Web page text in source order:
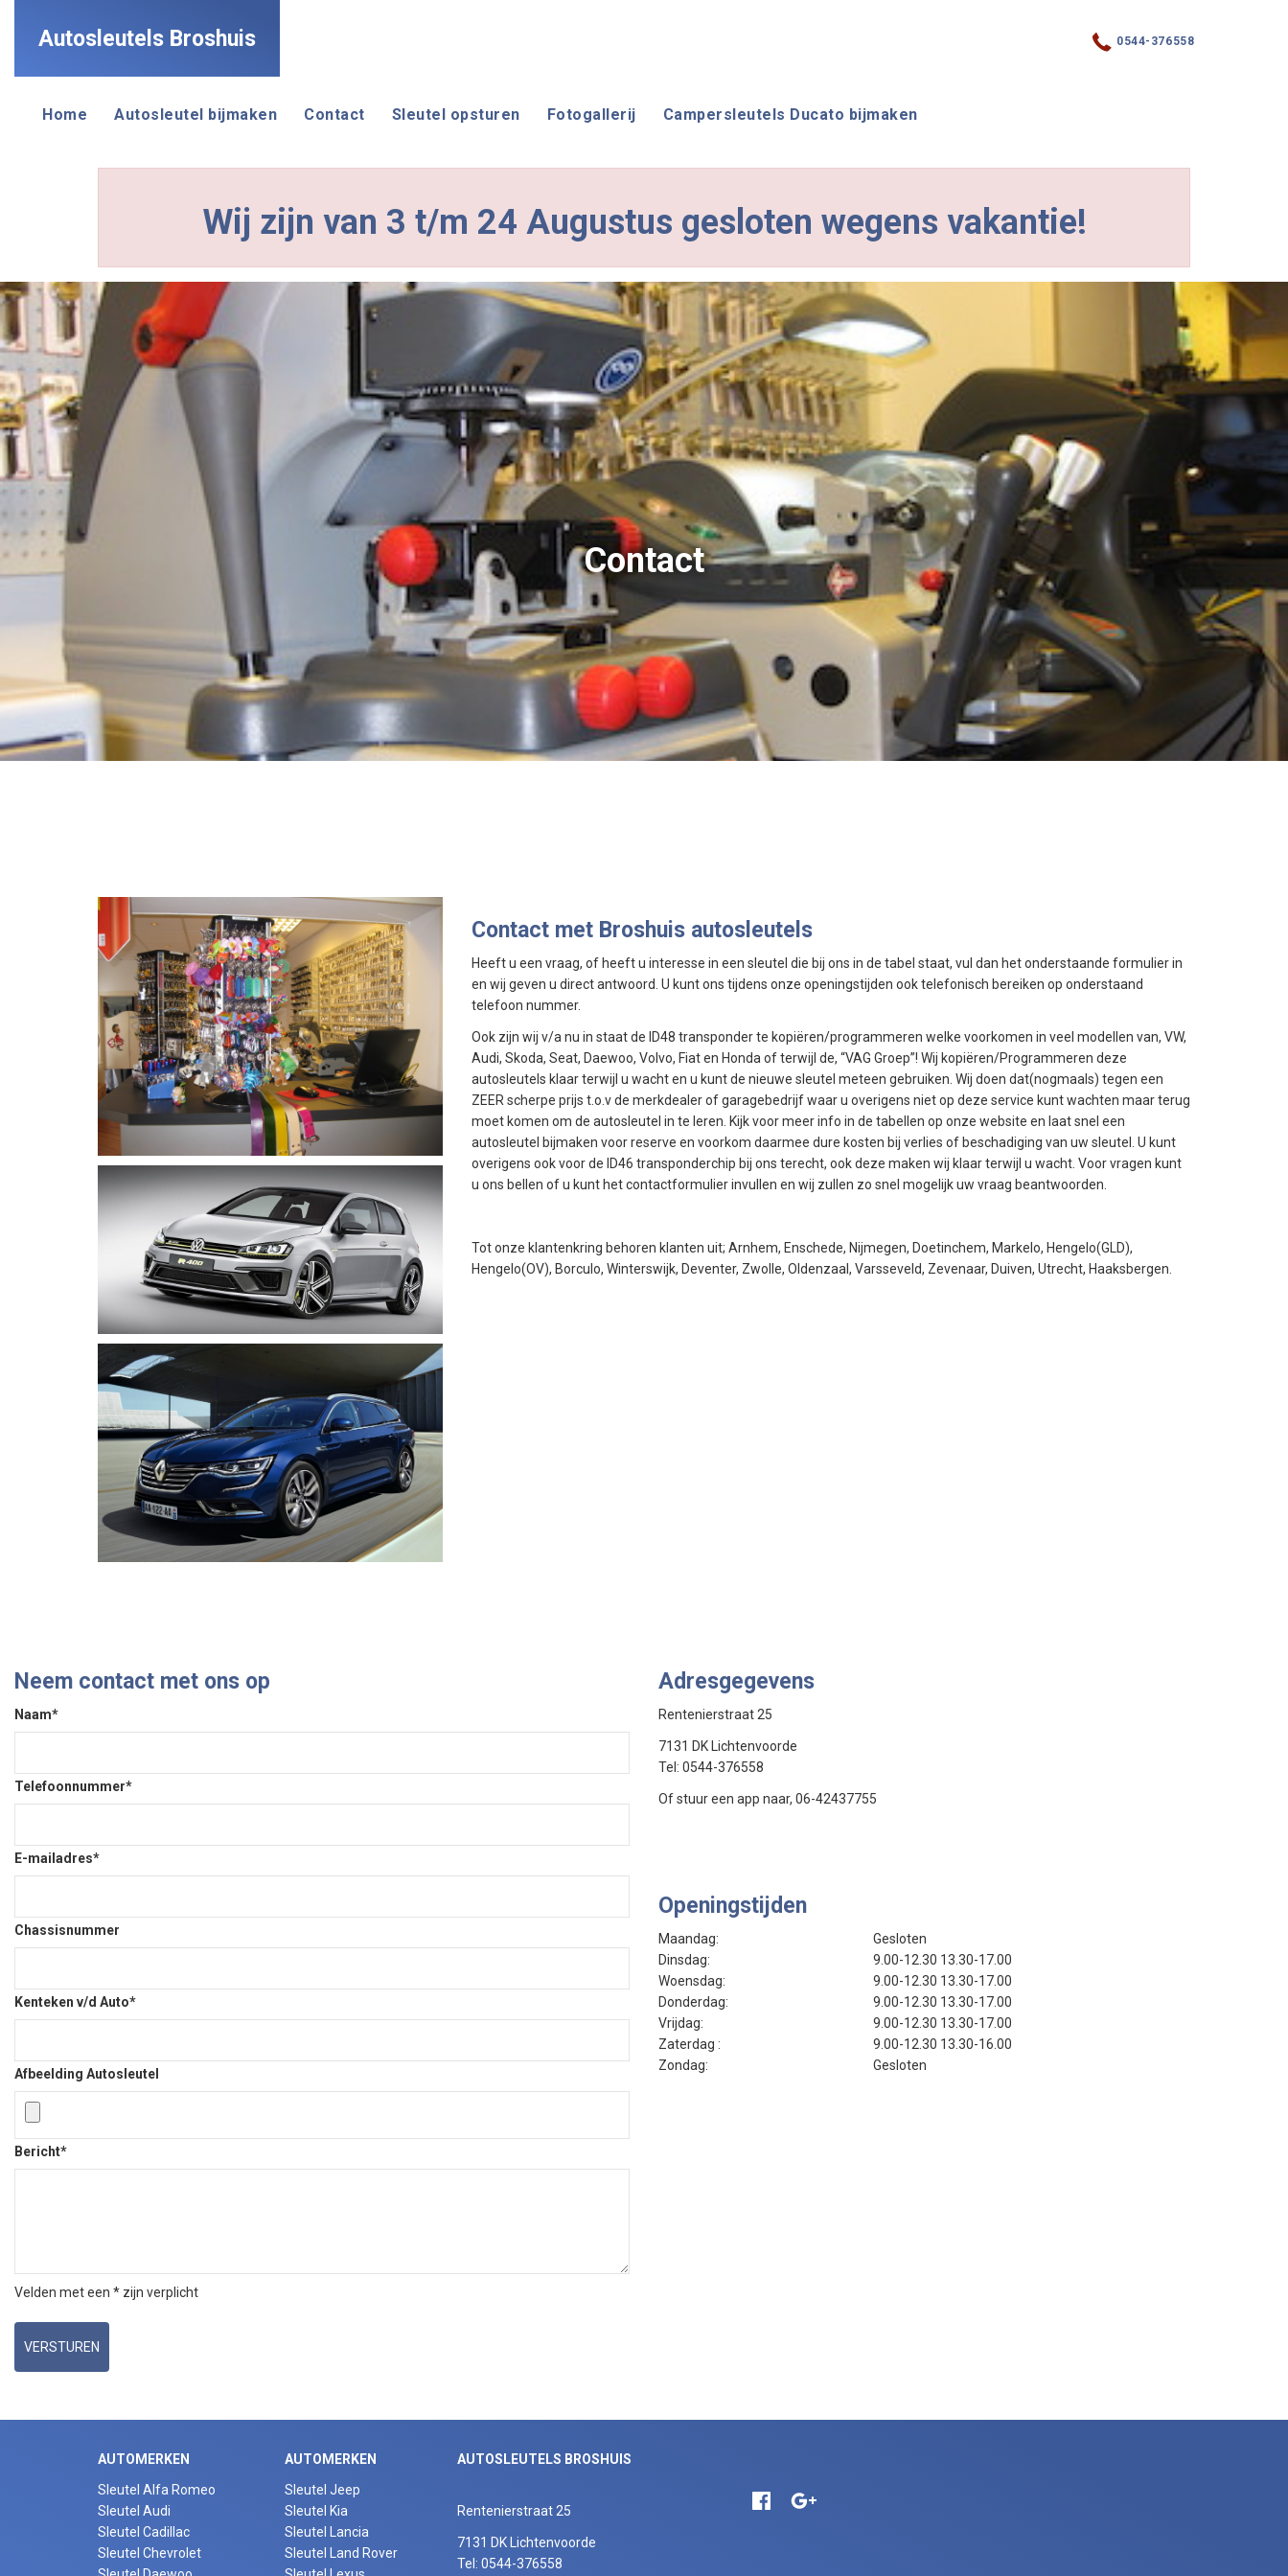
Autosleutels Broshuis
Home Autosleutel bijmaken Contact Sleutel opsturen Fotogallerij Campersleutels Ducato bijmaken
0544-376558
Wij zijn van 3 t/m 24 Augustus gesloten wegens vakantie!
Contact
Contact met Broshuis autosleutels
Heeft u een vraag, of heeft u interesse in een sleutel die bij ons in de tabel staat, vul dan het onderstaande formulier in
en wij geven u direct antwoord. U kunt ons tijdens onze openingstijden ook telefonisch bereiken op onderstaand
telefoon nummer.
Ook zijn wij v/a nu in staat de ID48 transponder te kopiëren/programmeren welke voorkomen in veel modellen van, VW,
Audi, Skoda, Seat, Daewoo, Volvo, Fiat en Honda of terwijl de, “VAG Groep”! Wij kopiëren/Programmeren deze
autosleutels klaar terwijl u wacht en u kunt de nieuwe sleutel meteen gebruiken. Wij doen dat(nogmaals) tegen een
ZEER scherpe prijs t.o.v de merkdealer of garagebedrijf waar u overigens niet op deze service kunt wachten maar terug
moet komen om de autosleutel in te leren. Kijk voor meer info in de tabellen op onze website en laat snel een
autosleutel bijmaken voor reserve en voorkom daarmee dure kosten bij verlies of beschadiging van uw sleutel. U kunt
overigens ook voor de ID46 transponderchip bij ons terecht, ook deze maken wij klaar terwijl u wacht. Voor vragen kunt
u ons bellen of u kunt het contactformulier invullen en wij zullen zo snel mogelijk uw vraag beantwoorden.
Tot onze klantenkring behoren klanten uit; Arnhem, Enschede, Nijmegen, Doetinchem, Markelo, Hengelo(GLD),
Hengelo(OV), Borculo, Winterswijk, Deventer, Zwolle, Oldenzaal, Varsseveld, Zevenaar, Duiven, Utrecht, Haaksbergen.
Neem contact met ons op
Naam*
Telefoonnummer*
E-mailadres*
Chassisnummer
Kenteken v/d Auto*
Afbeelding Autosleutel
Bericht*
Velden met een * zijn verplicht
VERSTUREN
Adresgegevens
Rentenierstraat 25
7131 DK Lichtenvoorde
Tel: 0544-376558
Of stuur een app naar, 06-42437755
Openingstijden
Maandag:
Gesloten
Dinsdag:
9.00-12.30 13.30-17.00
Woensdag:
9.00-12.30 13.30-17.00
Donderdag:
9.00-12.30 13.30-17.00
Vrijdag:
9.00-12.30 13.30-17.00
Zaterdag :
9.00-12.30 13.30-16.00
Zondag:
Gesloten
AUTOMERKEN
Sleutel Alfa Romeo
Sleutel Audi
Sleutel Cadillac
Sleutel Chevrolet
AUTOMERKEN
Sleutel Jeep
Sleutel Kia
Sleutel Lancia
Sleutel Land Rover
AUTOSLEUTELS BROSHUIS
Rentenierstraat 25
7131 DK Lichtenvoorde
Tel: 0544-376558